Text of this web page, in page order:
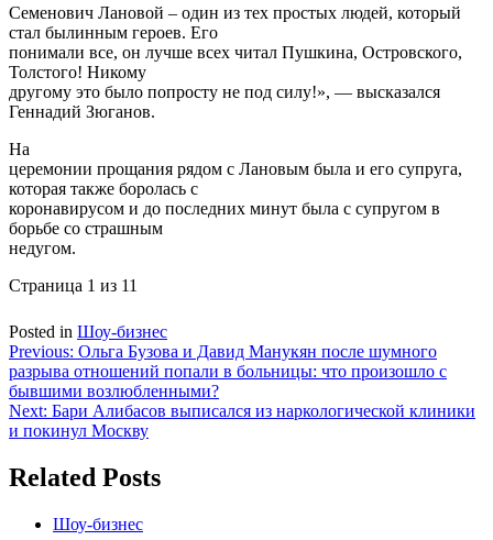
Семенович Лановой – один из тех простых людей, который
стал былинным героев. Его
понимали все, он лучше всех читал Пушкина, Островского,
Толстого! Никому
другому это было попросту не под силу!», — высказался
Геннадий Зюганов.
На
церемонии прощания рядом с Лановым была и его супруга,
которая также боролась с
коронавирусом и до последних минут была с супругом в
борьбе со страшным
недугом.
Страница 1 из 11
Posted in Шоу-бизнес
Навигация
по
записям
Previous: Ольга Бузова и Давид Манукян после шумного
разрыва отношений попали в больницы: что произошло с
бывшими возлюбленными?
Next: Бари Алибасов выписался из наркологической клиники
и покинул Москву
Related Posts
Шоу-бизнес